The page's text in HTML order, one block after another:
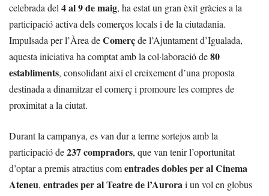
celebrada del 4 al 9 de maig, ha estat un gran èxit gràcies a la
participació activa dels comerços locals i de la ciutadania.
Impulsada per l’Àrea deComerçde l’Ajuntament d’Igualada,
aquesta iniciativa ha comptat amb la col·laboració de80
establiments, consolidant així el creixement d’una proposta
destinada a dinamitzar el comerç i promoure les compres de
proximitat a la ciutat.
Durant la campanya, es van dur a terme sortejos amb la
participació de237 compradors, que van tenir l’oportunitat
d’optar a premis atractius comentrades dobles per al Cinema
Ateneu, entrades per al Teatre de l’Aurorai un vol en globus